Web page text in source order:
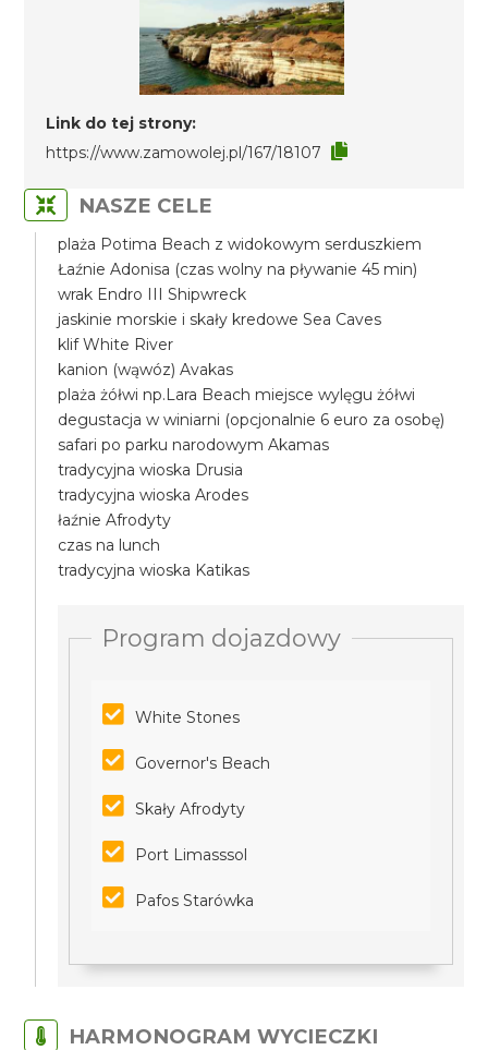
Link do tej strony:
https://www.zamowolej.pl/167/18107
NASZE CELE
plaża Potima Beach z widokowym serduszkiem
Łaźnie Adonisa (czas wolny na pływanie 45 min)
wrak Endro III Shipwreck
jaskinie morskie i skały kredowe Sea Caves
klif White River
kanion (wąwóz) Avakas
plaża żółwi np.Lara Beach miejsce wylęgu żółwi
degustacja w winiarni (opcjonalnie 6 euro za osobę)
safari po parku narodowym Akamas
tradycyjna wioska Drusia
tradycyjna wioska Arodes
łaźnie Afrodyty
czas na lunch
tradycyjna wioska Katikas
Program dojazdowy
White Stones
Governor's Beach
Skały Afrodyty
Port Limasssol
Pafos Starówka
HARMONOGRAM WYCIECZKI